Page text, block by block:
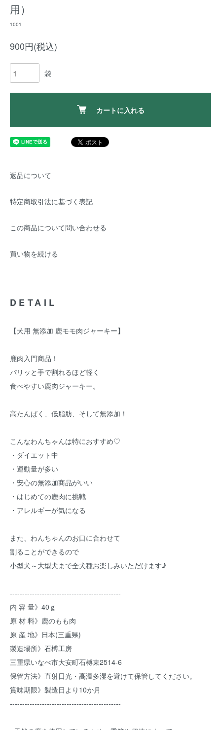
用）
1001
900円(税込)
袋
カートに入れる
返品について
特定商取引法に基づく表記
この商品について問い合わせる
買い物を続ける
DETAIL
【犬用 無添加 鹿モモ肉ジャーキー】
鹿肉入門商品！
パリッと手で割れるほど軽く
食べやすい鹿肉ジャーキー。
高たんぱく、低脂肪、そして無添加！
こんなわんちゃんは特におすすめ♡
・ダイエット中
・運動量が多い
・安心の無添加商品がいい
・はじめての鹿肉に挑戦
・アレルギーが気になる
また、わんちゃんのお口に合わせて
割ることができるので
小型犬～大型犬まで全犬種お楽しみいただけます♪
---------------------------------------------
内 容 量》40ｇ
原 材 料》鹿のもも肉
原 産 地》日本(三重県)
製造場所》石榑工房
三重県いなべ市大安町石榑東2514-6
保管方法》直射日光・高温多湿を避けて保管してください。
賞味期限》製造日より10か月
---------------------------------------------